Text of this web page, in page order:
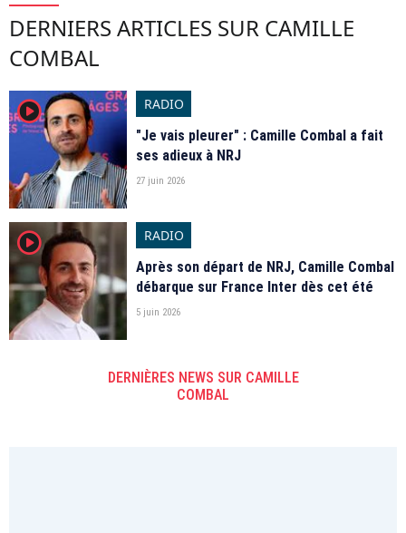
DERNIERS ARTICLES SUR CAMILLE
COMBAL
player2
RADIO
"Je vais pleurer" : Camille Combal a fait
ses adieux à NRJ
27 juin 2026
player2
RADIO
Après son départ de NRJ, Camille Combal
débarque sur France Inter dès cet été
5 juin 2026
DERNIÈRES NEWS SUR CAMILLE
COMBAL